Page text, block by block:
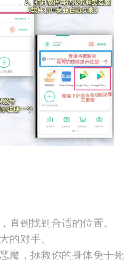
到找到合适的位置。
的对手。
魔，拯救你的身体免于死